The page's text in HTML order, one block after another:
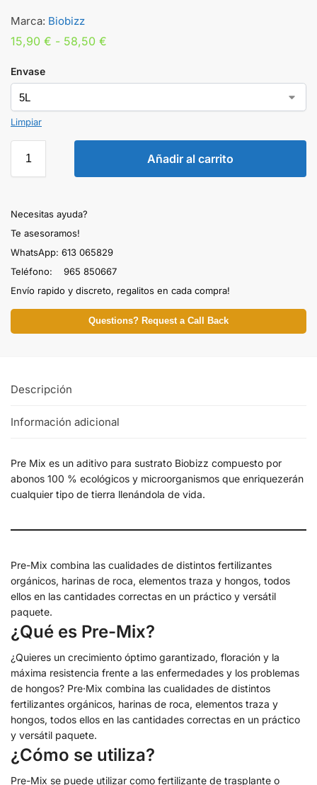
Marca: Biobizz
15,90 € - 58,50 €
Envase
Limpiar
Añadir al carrito
Necesitas ayuda?
Te asesoramos!
WhatsApp: 613 065829
Teléfono: 965 850667
Envío rapido y discreto, regalitos en cada compra!
Questions? Request a Call Back
Descripción
Información adicional
Pre Mix es un aditivo para sustrato Biobizz compuesto por
abonos 100 % ecológicos y microorganismos que enriquezerán
cualquier tipo de tierra llenándola de vida.
Pre-Mix combina las cualidades de distintos fertilizantes
orgánicos, harinas de roca, elementos traza y hongos, todos
ellos en las cantidades correctas en un práctico y versátil
paquete.
¿Qué es Pre-Mix?
¿Quieres un crecimiento óptimo garantizado, floración y la
máxima resistencia frente a las enfermedades y los problemas
de hongos? Pre·Mix combina las cualidades de distintos
fertilizantes orgánicos, harinas de roca, elementos traza y
hongos, todos ellos en las cantidades correctas en un práctico
y versátil paquete.
¿Cómo se utiliza?
Pre-Mix se puede utilizar como fertilizante de trasplante o